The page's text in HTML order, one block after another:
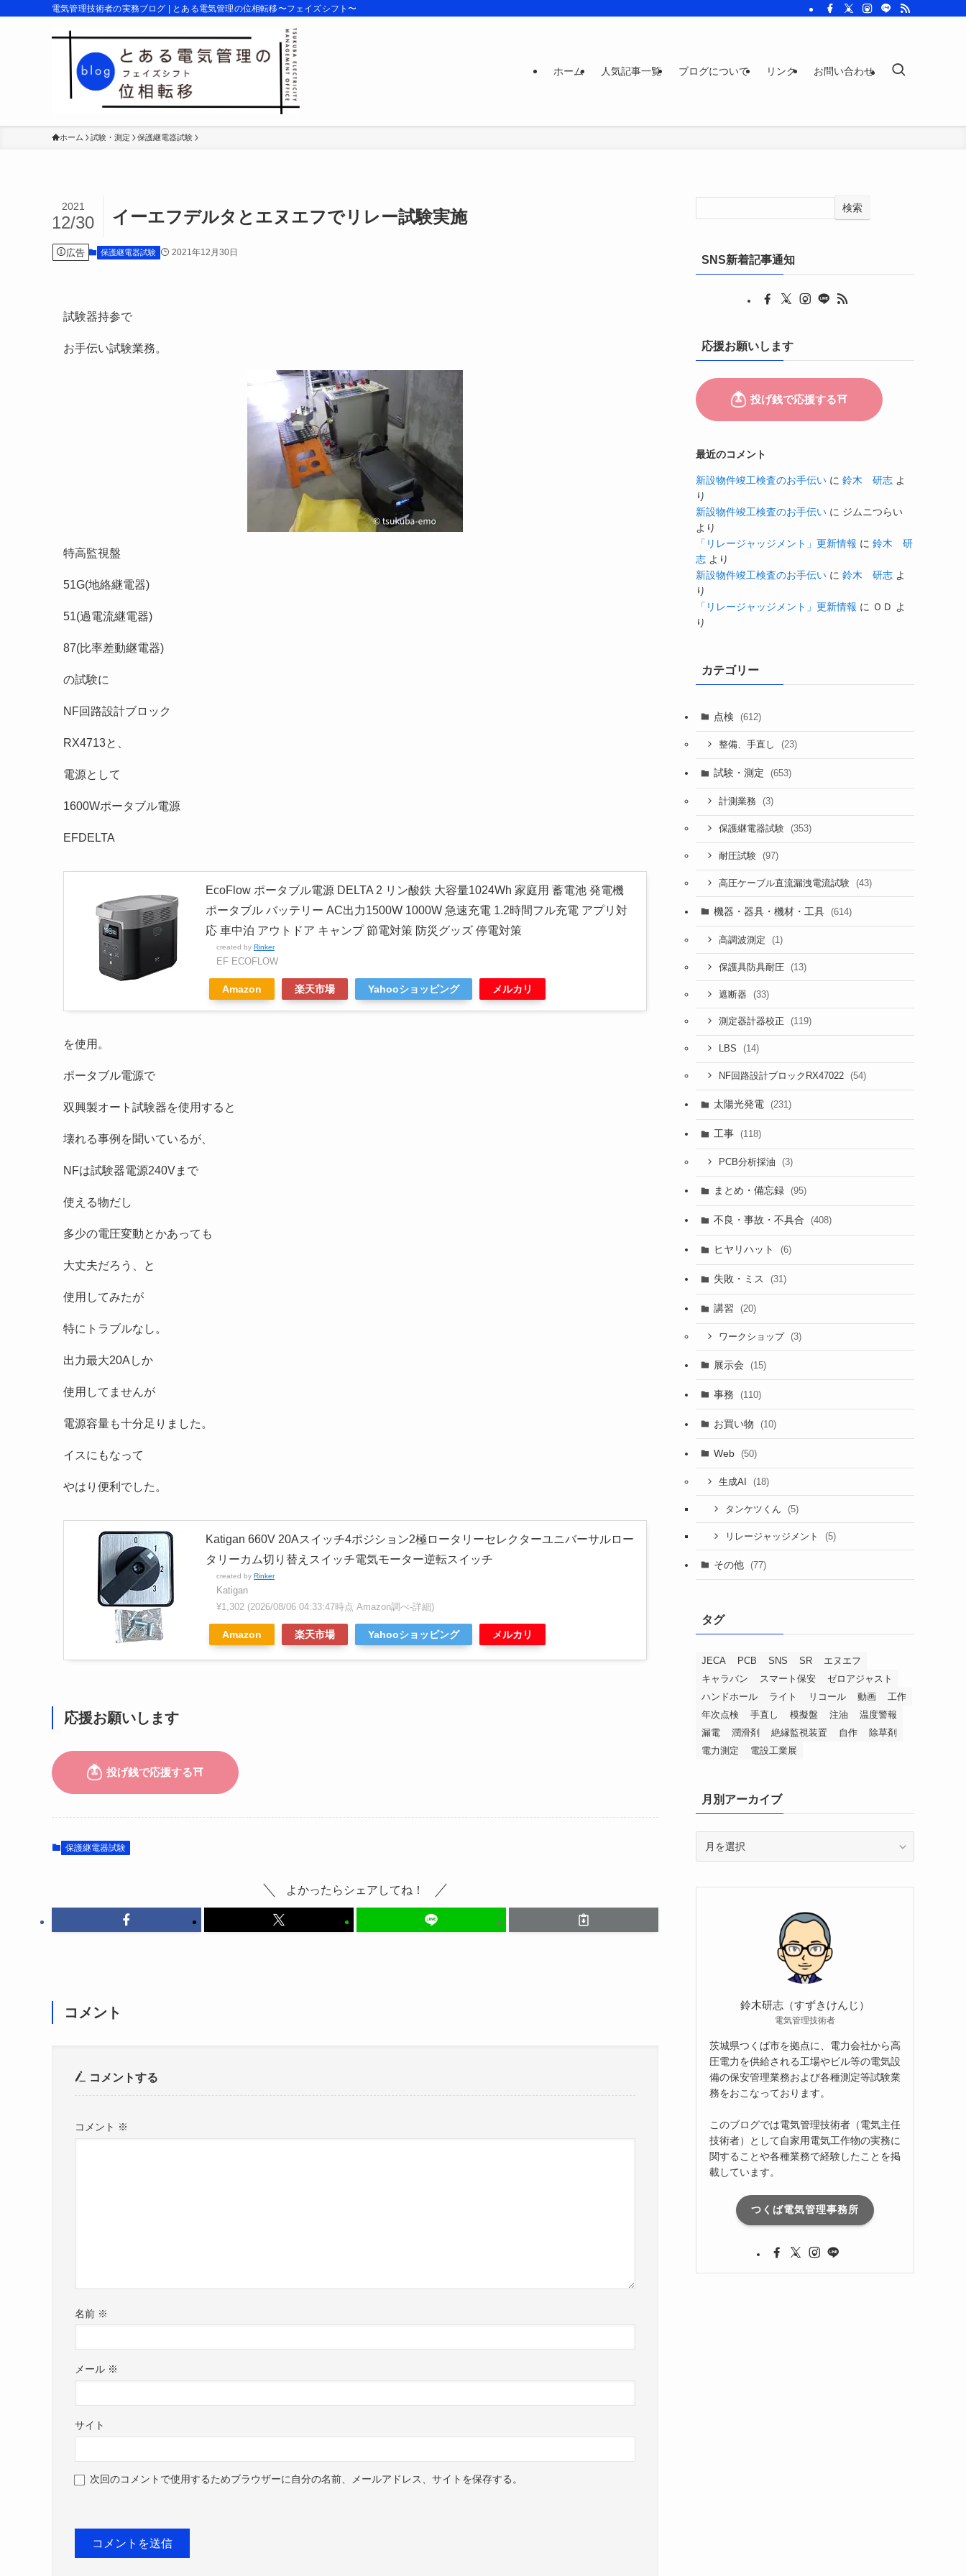
電気管理技術者の実務ブログ | とある電気管理の位相転移〜フェイズシフト〜
ホーム 人気記事一覧 ブログについて リンク お問い合わせ
ホーム 試験・測定 保護継電器試験
イーエフデルタとエヌエフでリレー試験実施
2021
12/30
広告 保護継電器試験 2021年12月30日
試験器持参で
お手伝い試験業務。
特高監視盤
51G(地絡継電器)
51(過電流継電器)
87(比率差動継電器)
の試験に
NF回路設計ブロック
RX4713と、
電源として
1600Wポータブル電源
EFDELTA
EcoFlow ポータブル電源 DELTA 2 リン酸鉄 大容量1024Wh 家庭用 蓄電池 発電機
ポータブル バッテリー AC出力1500W 1000W 急速充電 1.2時間フル充電 アプリ対
応 車中泊 アウトドア キャンプ 節電対策 防災グッズ 停電対策
created by Rinker
EF ECOFLOW
Amazon 楽天市場 Yahooショッピング メルカリ
を使用。
ポータブル電源で
双興製オート試験器を使用すると
壊れる事例を聞いているが、
NFは試験器電源240Vまで
使える物だし
多少の電圧変動とかあっても
大丈夫だろう、と
使用してみたが
特にトラブルなし。
出力最大20Aしか
使用してませんが
電源容量も十分足りました。
イスにもなって
やはり便利でした。
Katigan 660V 20Aスイッチ4ポジション2極ロータリーセレクターユニバーサルロー
タリーカム切り替えスイッチ電気モーター逆転スイッチ
created by Rinker
Katigan
¥1,302 (2026/08/06 04:33:47時点 Amazon調べ-詳細)
Amazon 楽天市場 Yahooショッピング メルカリ
応援お願いします
保護継電器試験
よかったらシェアしてね！
コメント
コメントする
コメント ※
名前 ※
メール ※
サイト
次回のコメントで使用するためブラウザーに自分の名前、メールアドレス、サイトを保存する。
検索
SNS新着記事通知
応援お願いします
最近のコメント
新設物件竣工検査のお手伝い に 鈴木 研志 よ
り
新設物件竣工検査のお手伝い に ジムニつらい
より
「リレージャッジメント」更新情報 に 鈴木 研
志 より
新設物件竣工検査のお手伝い に 鈴木 研志 よ
り
「リレージャッジメント」更新情報 に ＯＤ よ
り
カテゴリー
点検 (612)
整備、手直し (23)
試験・測定 (653)
計測業務 (3)
保護継電器試験 (353)
耐圧試験 (97)
高圧ケーブル直流漏洩電流試験 (43)
機器・器具・機材・工具 (614)
高調波測定 (1)
保護具防具耐圧 (13)
遮断器 (33)
測定器計器校正 (119)
LBS (14)
NF回路設計ブロックRX47022 (54)
太陽光発電 (231)
工事 (118)
PCB分析採油 (3)
まとめ・備忘録 (95)
不良・事故・不具合 (408)
ヒヤリハット (6)
失敗・ミス (31)
講習 (20)
ワークショップ (3)
展示会 (15)
事務 (110)
お買い物 (10)
Web (50)
生成AI (18)
タンケツくん (5)
リレージャッジメント (5)
その他 (77)
タグ
JECA PCB SNS SR
エヌエフ
キャラバン
スマート保安
ゼロアジャスト
ハンドホール
ライト リコール 動画
工作
年次点検
手直し 模擬盤 注油
温度警報
漏電
潤滑剤 絶縁監視装置 自作
除草剤
電力測定
電設工業展
月別アーカイブ
ー
鈴木研志（すずきけんじ）
電気管理技術者
茨城県つくば市を拠点に、電力会社から高
圧電力を供給される工場やビル等の電気設
備の保安管理業務および各種測定等試験業
務をおこなっております。
このブログでは電気管理技術者（電気主任
技術者）として自家用電気工作物の実務に
関することや各種業務で経験したことを掲
載しています。
つくば電気管理事務所